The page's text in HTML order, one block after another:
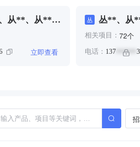
从**、从**、
立即查看
丛 丛**、从
相关项目： 72个
电话： 137 ******